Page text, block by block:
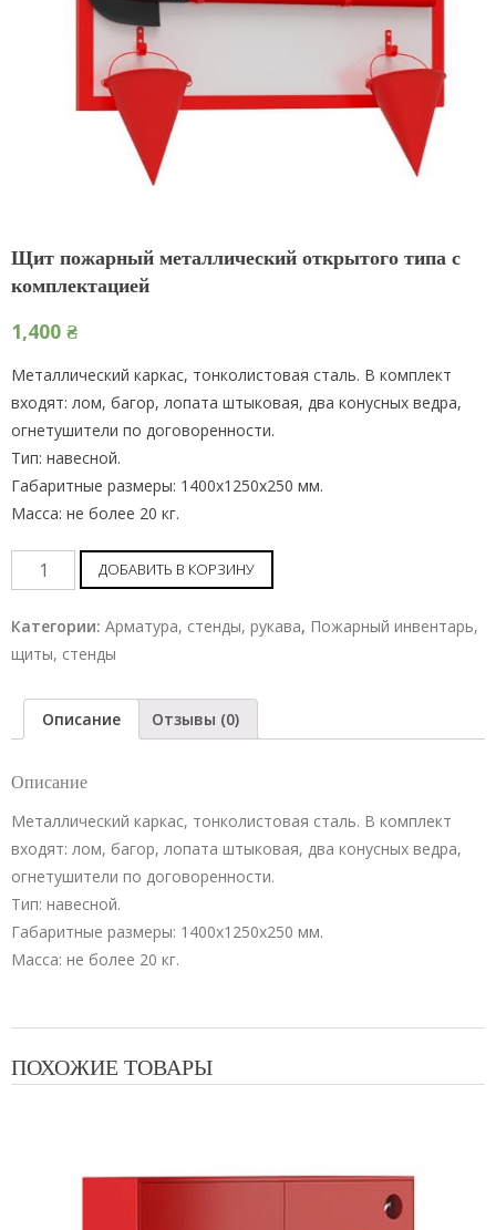
Щит пожарный металлический открытого типа с
комплектацией
1,400 ₴
Металлический каркас, тонколистовая сталь. В комплект
входят: лом, багор, лопата штыковая, два конусных ведра,
огнетушители по договоренности.
Тип: навесной.
Габаритные размеры: 1400х1250х250 мм.
Масса: не более 20 кг.
Щит
пожарный
металлический
открытого
комплектацией
ДОБАВИТЬ В КОРЗИНУ
Категории: Арматура, стенды, рукава, Пожарный инвентарь,
щиты, стенды
Описание Отзывы (0)
Описание
Металлический каркас, тонколистовая сталь. В комплект
входят: лом, багор, лопата штыковая, два конусных ведра,
огнетушители по договоренности.
Тип: навесной.
Габаритные размеры: 1400х1250х250 мм.
Масса: не более 20 кг.
ПОХОЖИЕ ТОВАРЫ